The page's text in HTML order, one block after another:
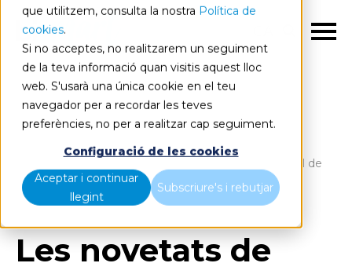
que utilitzem, consulta la nostra Política de
cookies.
Si no acceptes, no realitzarem un seguiment
de la teva informació quan visitis aquest lloc
web. S'usarà una única cookie en el teu
navegador per a recordar les teves
preferències, no per a realitzar cap seguiment.
Configuració de les cookies
Aceptar i continuar
llegint
Subscriure's i rebutjar
Blog Home
Les novetats de l'actualització de Power BI de juliol de
2019
Les novetats de